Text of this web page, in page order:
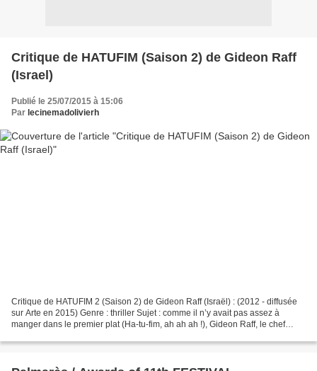
Critique de HATUFIM (Saison 2) de Gideon Raff
(Israel)
Publié le 25/07/2015 à 15:06
Par lecinemadolivierh
Critique de HATUFIM 2 (Saison 2) de Gideon Raff (Israël) : (2012 - diffusée
sur Arte en 2015) Genre : thriller Sujet : comme il n’y avait pas assez à
manger dans le premier plat (Ha-tu-fim, ah ah ah !), Gideon Raff, le chef